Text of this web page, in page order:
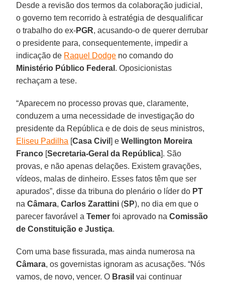
Desde a revisão dos termos da colaboração judicial,
o governo tem recorrido à estratégia de desqualificar
o trabalho do ex-PGR, acusando-o de querer derrubar
o presidente para, consequentemente, impedir a
indicação de Raquel Dodge no comando do
Ministério Público Federal . Oposicionistas
rechaçam a tese.
“Aparecem no processo provas que, claramente,
conduzem a uma necessidade de investigação do
presidente da República e de dois de seus ministros,
Eliseu Padilha [Casa Civil] eWellington Moreira
Franco [Secretaria-Geral da República]. São
provas, e não apenas delações. Existem gravações,
vídeos, malas de dinheiro. Esses fatos têm que ser
apurados”, disse da tribuna do plenário o líder do PT
naCâmara,Carlos Zarattini (SP), no dia em que o
parecer favorável aTemer foi aprovado naComissão
de Constituição e Justiça.
Com uma base fissurada, mas ainda numerosa na
Câmara, os governistas ignoram as acusações. “Nós
vamos, de novo, vencer. O Brasil vai continuar